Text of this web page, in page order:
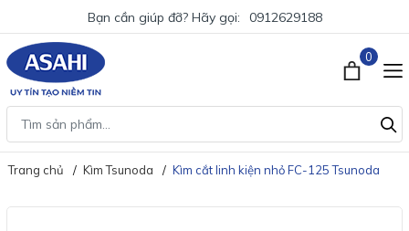
Bạn cần giúp đỡ? Hãy gọi: 0912629188
0
Trang chủ Kìm Tsunoda Kìm cắt linh kiện nhỏ FC-125 Tsunoda